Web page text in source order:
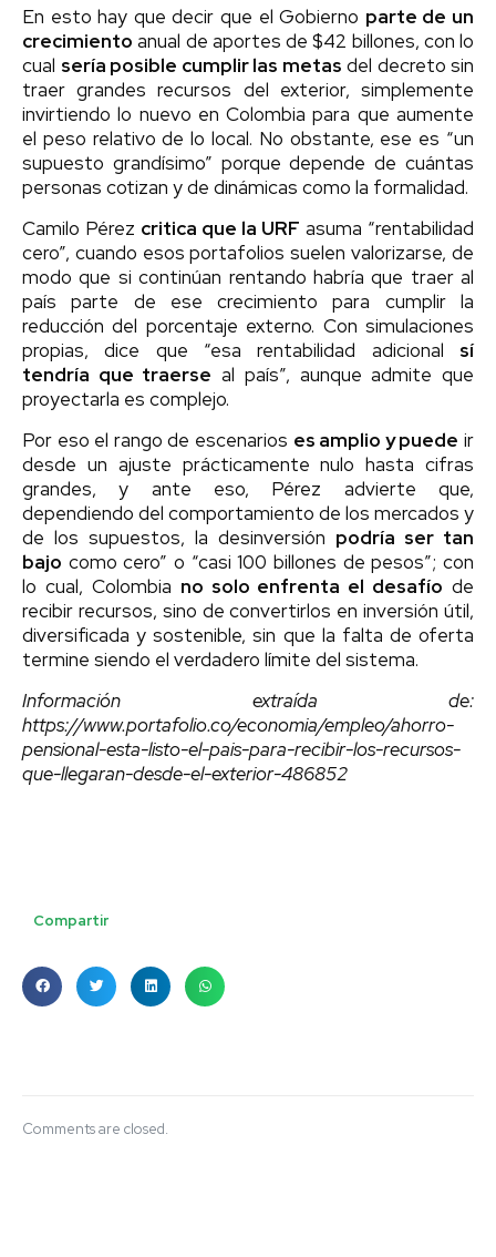
En esto hay que decir que el Gobierno parte de un
crecimiento anual de aportes de $42 billones, con lo
cual sería posible cumplir las metas del decreto sin
traer grandes recursos del exterior, simplemente
invirtiendo lo nuevo en Colombia para que aumente
el peso relativo de lo local. No obstante, ese es “un
supuesto grandísimo” porque depende de cuántas
personas cotizan y de dinámicas como la formalidad.
Camilo Pérez critica que la URF asuma “rentabilidad
cero”, cuando esos portafolios suelen valorizarse, de
modo que si continúan rentando habría que traer al
país parte de ese crecimiento para cumplir la
reducción del porcentaje externo. Con simulaciones
propias, dice que “esa rentabilidad adicional sí
tendría que traerse al país”, aunque admite que
proyectarla es complejo.
Por eso el rango de escenarios es amplio y puede ir
desde un ajuste prácticamente nulo hasta cifras
grandes, y ante eso, Pérez advierte que,
dependiendo del comportamiento de los mercados y
de los supuestos, la desinversión podría ser tan
bajo como cero” o “casi 100 billones de pesos”; con
lo cual, Colombia no solo enfrenta el desafío de
recibir recursos, sino de convertirlos en inversión útil,
diversificada y sostenible, sin que la falta de oferta
termine siendo el verdadero límite del sistema.
Información extraída de:
https://www.portafolio.co/economia/empleo/ahorro-
pensional-esta-listo-el-pais-para-recibir-los-recursos-
que-llegaran-desde-el-exterior-486852
Compartir
Comments are closed.